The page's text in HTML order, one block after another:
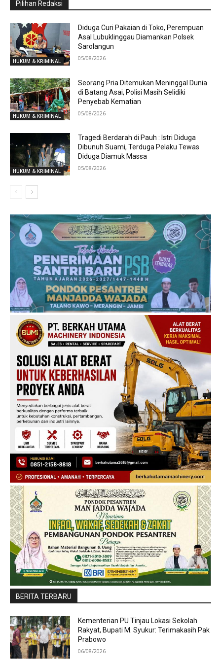
Pilihan Redaksi
HUKUM & KRIMINAL
Diduga Curi Pakaian di Toko, Perempuan
Asal Lubuklinggau Diamankan Polsek
Sarolangun
05/08/2026
HUKUM & KRIMINAL
Seorang Pria Ditemukan Meninggal Dunia
di Batang Asai, Polisi Masih Selidiki
Penyebab Kematian
05/08/2026
HUKUM & KRIMINAL
Tragedi Berdarah di Pauh : Istri Diduga
Dibunuh Suami, Terduga Pelaku Tewas
Diduga Diamuk Massa
05/08/2026
BERITA TERBARU
Kementerian PU Tinjau Lokasi Sekolah
Rakyat, Bupati M. Syukur: Terimakasih Pak
Prabowo
06/08/2026